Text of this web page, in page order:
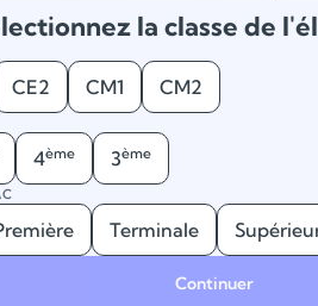
la classe de
CE2 CM1 CM2
4ème 3ème
Terminale
Continuer